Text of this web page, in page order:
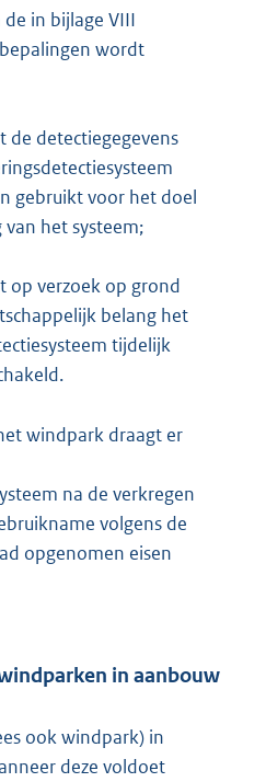
in bijlage VIII
wordt
de detectiegegevens
gebruikt voor het doel
het systeem;
op verzoek op grond
belang het
tijdelijk
windpark draagt er
na de verkregen
volgens de
opgenomen eisen
in aanbouw
ook windpark) in
deze voldoet